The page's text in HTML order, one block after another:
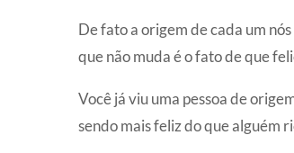
De fato a origem de cada um
que não muda é o fato de que
Você já viu uma pessoa de
sendo mais feliz do que alguém